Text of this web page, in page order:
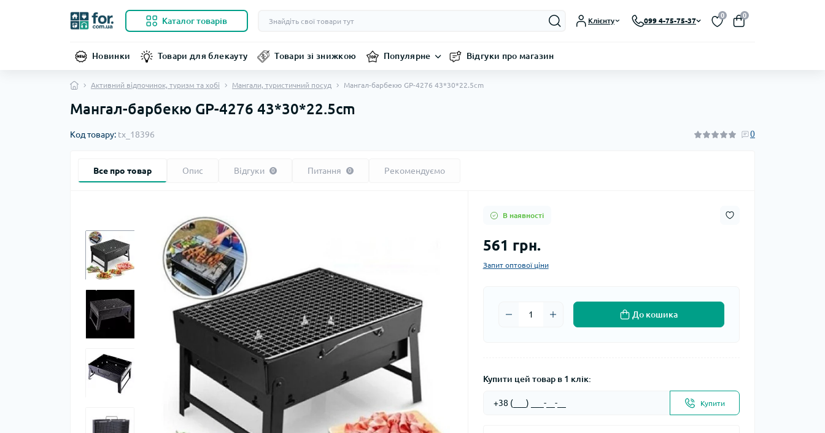
Каталог товарів Клієнту 099 4-75-75-37
0 0
Новинки Товари для блекауту Товари зі знижкою Популярне Відгуки про магазин
Активний відпочинок, туризм та хобі Мангали, туристичний посуд Мангал-барбекю GP-4276 43*30*22.5cm
Мангал-барбекю GP-4276 43*30*22.5cm
Код товару: tx_18396 0
Все про товар Опис Відгуки 0 Питання 0 Рекомендуємо
В наявності
561 грн.
Запит оптової ціни
До кошика
Купити цей товар в 1 клік:
Купити